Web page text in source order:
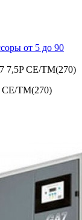
от 5 до 90
7,5P СЕ/TM(270)
СЕ/TM(270)